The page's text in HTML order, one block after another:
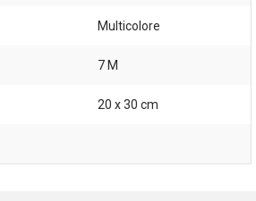
Multicolore
7 M
20 x 30 cm